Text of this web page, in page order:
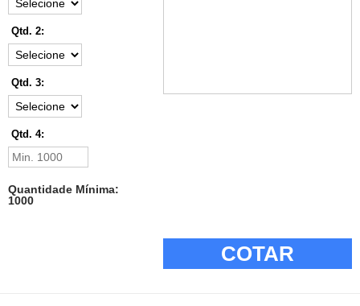
Qtd. 2:
Qtd. 3:
Qtd. 4:
Quantidade Mínima:
1000
COTAR